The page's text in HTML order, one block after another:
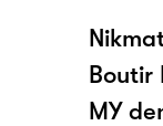
Boutir
MY